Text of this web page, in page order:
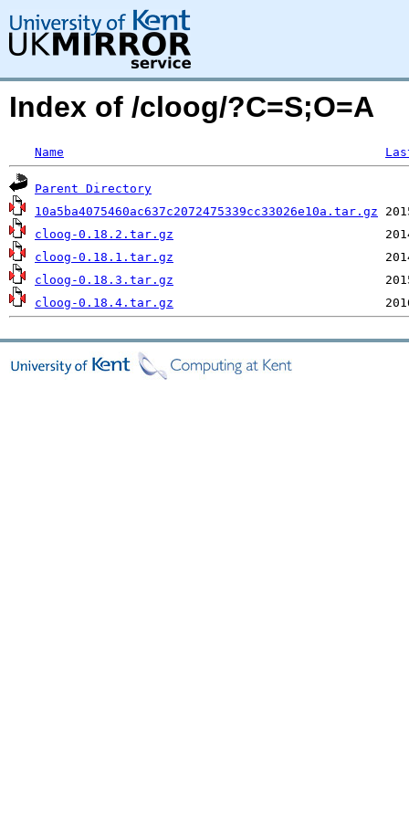
Index of /cloog/?C=S;O=A
Name
Parent Directory
10a5ba4075460ac637c2072475339cc33026e10a.tar.gz
cloog-0.18.2.tar.gz
cloog-0.18.1.tar.gz
cloog-0.18.3.tar.gz
cloog-0.18.4.tar.gz